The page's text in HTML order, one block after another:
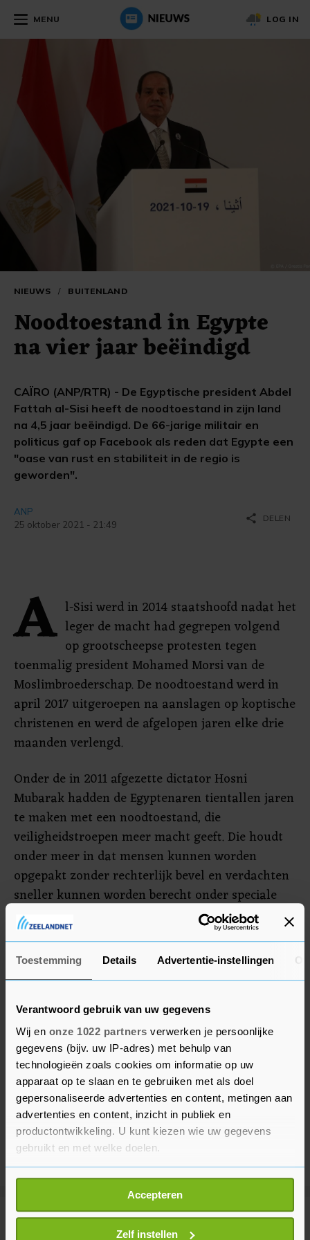
Toestemming Details Advertentie-instellingen
Verantwoord gebruik van uw gegevens
Wij en onze 1022 partners verwerken je persoonlijke
gegevens (bijv. uw IP-adres) met behulp van
technologieën zoals cookies om informatie op uw
apparaat op te slaan en te gebruiken met als doel
gepersonaliseerde advertenties en content, metingen aan
advertenties en content, inzicht in publiek en
productontwikkeling. U kunt kiezen wie uw gegevens
gebruikt en met welke doelen.
Als u het toestaat, willen we ook graag:
Informatie verzamelen over uw geografische
locatie, die tot een paar meter nauwkeurig kan zijn
Uw apparaat identificeren door het actief te
Accepteren
Zelf instellen
MENU LOG IN
NIEUWS / BUITENLAND
Noodtoestand in Egypte
na vier jaar beëindigd
CAÏRO (ANP/RTR) - De Egyptische president Abdel
Fattah al-Sisi heeft de noodtoestand in zijn land
na 4,5 jaar beëindigd. De 66-jarige militair en
politicus gaf op Facebook als reden dat Egypte een
"oase van rust en stabiliteit in de regio is
geworden".
ANP
25 oktober 2021 - 21:49
share DELEN
A l-Sisi werd in 2014 staatshoofd nadat het
leger de macht had gegrepen volgend
op grootscheepse protesten tegen
toenmalig president Mohamed Morsi van de
Moslimbroederschap. De noodtoestand werd in
april 2017 uitgeroepen na aanslagen op koptische
christenen en werd de afgelopen jaren elke drie
maanden verlengd.
Onder de in 2011 afgezette dictator Hosni
Mubarak hadden de Egyptenaren tientallen jaren
te maken met een noodtoestand, die
veiligheidstroepen meer macht geeft. Die houdt
onder meer in dat mensen kunnen worden
opgepakt zonder rechterlijk bevel en verdachten
sneller kunnen worden berecht onder speciale
rechtbanken.
Meer uit Buitenland